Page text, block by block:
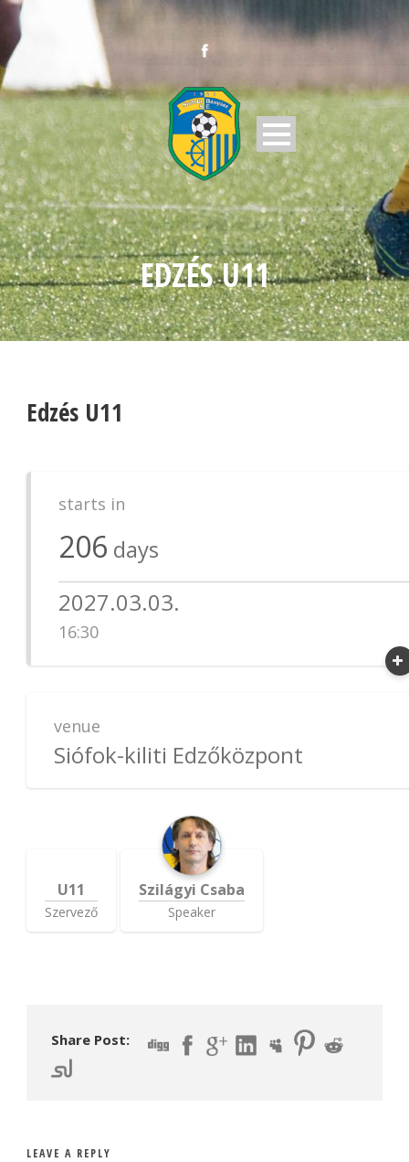
EDZÉS U11
Edzés U11
starts in
206 days
2027.03.03.
16:30
venue
Siófok-kiliti Edzőközpont
U11
Szervező
Szilágyi Csaba
Speaker
Share Post:
LEAVE A REPLY